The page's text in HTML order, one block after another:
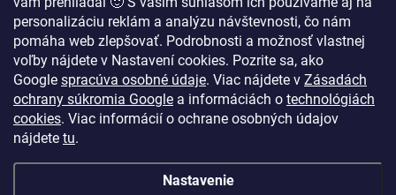
personalizáciu reklám a analýzu návštevnosti, čo nám
pomáha web zlepšovať. Podrobnosti a možnosť vlastnej
voľby nájdete v Nastavení cookies. Pozrite sa, ako
Google spracúva osobné údaje. Viac nájdete v Zásadách
ochrany súkromia Google a informáciách o technológiách
cookies. Viac informácií o ochrane osobných údajov
nájdete tu.
Nastavenie
Vytvoril Shoptet &